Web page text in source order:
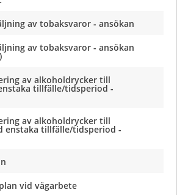
av tobaksvaror - ansökan
av tobaksvaror - ansökan
av alkoholdrycker till
tillfälle/tidsperiod -
av alkoholdrycker till
enstaka tillfälle/tidsperiod -
vid vägarbete